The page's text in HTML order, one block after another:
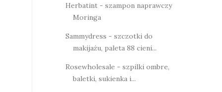
Herbatint - szampon naprawczy
Moringa
Sammydress - szczotki do
makijażu, paleta 88 cieni...
Rosewholesale - szpilki ombre,
baletki, sukienka i...